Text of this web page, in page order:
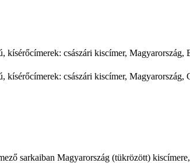
kísérőcímerek: császári kiscímer,
kísérőcímerek: császári kiscímer,
sarkaiban Magyarország (tükrözött)